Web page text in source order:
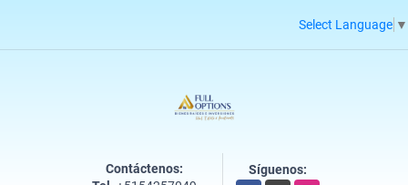
Select Language ▼
Contáctenos:
Síguenos: